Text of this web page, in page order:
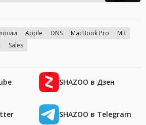
Apple DNS MacBook Pro
M3
Sales
SHAZOO в Дзен
SHAZOO в Telegram